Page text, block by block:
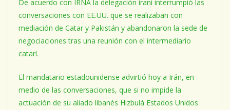
De acuerdo con IRNA la delegación iraní interrumpió las
conversaciones con EE.UU. que se realizaban con
mediación de Catar y Pakistán y abandonaron la sede de
negociaciones tras una reunión con el intermediario
catarí.
El mandatario estadounidense advirtió hoy a Irán, en
medio de las conversaciones, que si no impide la
actuación de su aliado libanés Hizbulá Estados Unidos